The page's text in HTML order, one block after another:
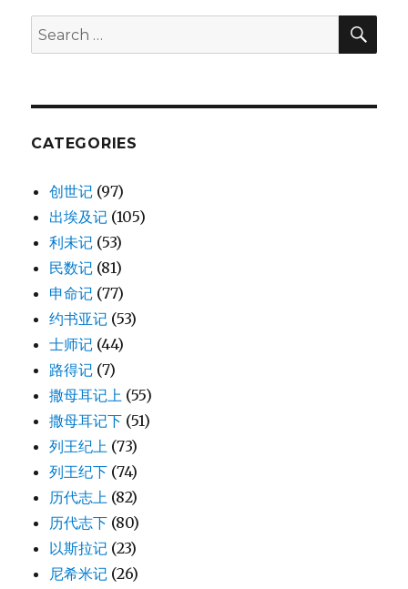
巴
Search
for:
CATEGORIES
创世记 (97)
出埃及记 (105)
利未记 (53)
民数记 (81)
申命记 (77)
约书亚记 (53)
士师记 (44)
路得记 (7)
撒母耳记上 (55)
撒母耳记下 (51)
列王纪上 (73)
列王纪下 (74)
历代志上 (82)
历代志下 (80)
以斯拉记 (23)
尼希米记 (26)